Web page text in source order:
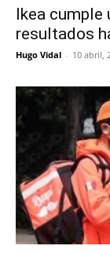
Ikea cumple
resultados
Hugo Vidal - 10 abril,